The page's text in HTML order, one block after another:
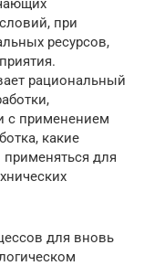
при
ресурсов,
рациональный
с применением
какие
для
для вновь